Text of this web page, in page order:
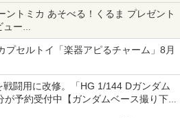
ントミカ あそべる！くるま プレゼント
ュー
司ならではの体験とコラボの楽しさを
プセルトイ「楽器アピるチャーム」8月
5種各3色
闘用に改修。「HG 1/144 Dガンダム
が予約受付中【ガンダムベース撮り下